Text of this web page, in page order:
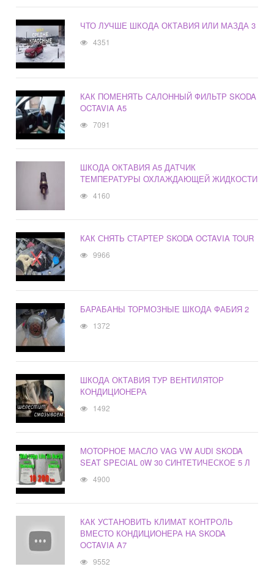
ЧТО ЛУЧШЕ ШКОДА ОКТАВИЯ ИЛИ МАЗДА 3
4351
КАК ПОМЕНЯТЬ САЛОННЫЙ ФИЛЬТР SKODA
OCTAVIA A5
7091
ШКОДА ОКТАВИЯ А5 ДАТЧИК
ТЕМПЕРАТУРЫ ОХЛАЖДАЮЩЕЙ ЖИДКОСТИ
4160
КАК СНЯТЬ СТАРТЕР SKODA OCTAVIA TOUR
9966
БАРАБАНЫ ТОРМОЗНЫЕ ШКОДА ФАБИЯ 2
1372
ШКОДА ОКТАВИЯ ТУР ВЕНТИЛЯТОР
КОНДИЦИОНЕРА
1492
МОТОРНОЕ МАСЛО VAG VW AUDI SKODA
SEAT SPECIAL 0W 30 СИНТЕТИЧЕСКОЕ 5 Л
4900
КАК УСТАНОВИТЬ КЛИМАТ КОНТРОЛЬ
ВМЕСТО КОНДИЦИОНЕРА НА SKODA
OCTAVIA A7
9552